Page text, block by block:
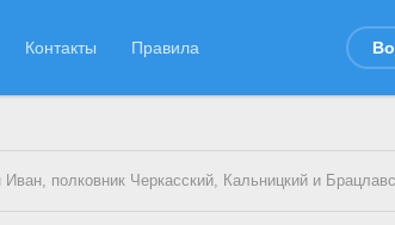
Контакты Правила
Иван, полковник Черкасский, Кальницкий и